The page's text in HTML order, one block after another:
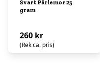
Svart Pärlemor 25
gram
260 kr
(Rek ca. pris)